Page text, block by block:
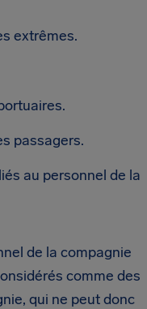
extrêmes.
passagers.
au personnel de la
de la compagnie
comme des
qui ne peut donc